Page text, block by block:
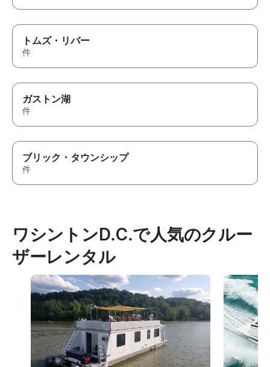
トムズ・リバー
件
ガストン湖
件
ブリック・タウンシップ
件
ワシントンD.C.で人気のクルー
ザーレンタル